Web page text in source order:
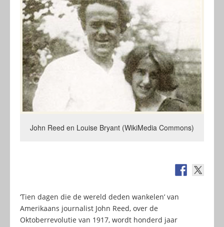
John Reed en Louise Bryant (WikiMedia Commons)
‘Tien dagen die de wereld deden wankelen’ van
Amerikaans journalist John Reed, over de
Oktoberrevolutie van 1917, wordt honderd jaar